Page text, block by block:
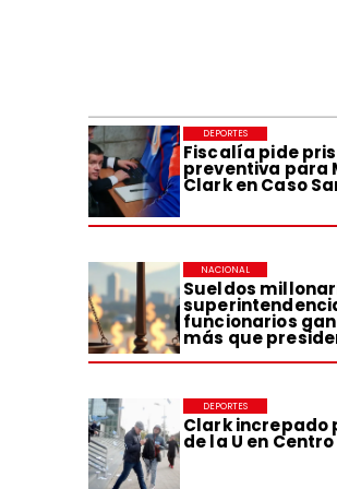
Fiscalía pide
preventiva para
Clark en Caso
DEPORTES
Sueldos
funcionarios
más que
NACIONAL
Clark increpado
de la U en
DEPORTES